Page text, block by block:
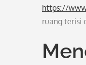
https://
ruang terisi